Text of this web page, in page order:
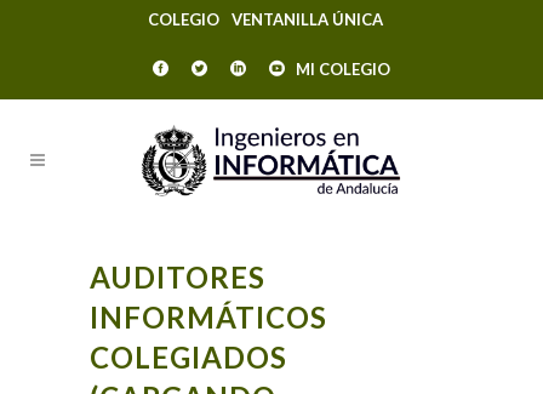
COLEGIO VENTANILLA ÚNICA
MI COLEGIO
AUDITORES
INFORMÁTICOS
COLEGIADOS